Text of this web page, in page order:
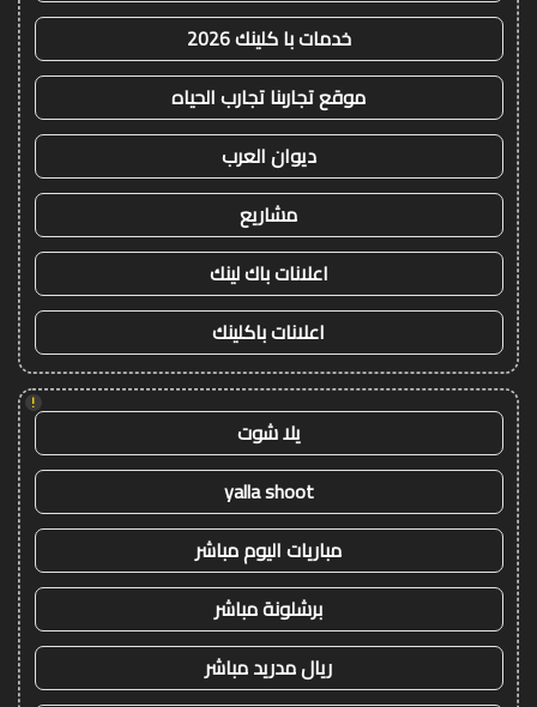
خدمات با كلينك 2026
موقع تجاربنا تجارب الحياه
ديوان العرب
مشاريع
اعلانات باك لينك
اعلانات باكلينك
!
يلا شوت
yalla shoot
مباريات اليوم مباشر
برشلونة مباشر
ريال مدريد مباشر